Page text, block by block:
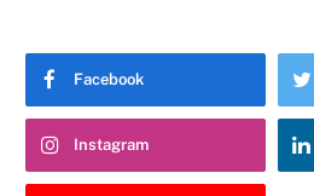
Facebook
Instagram